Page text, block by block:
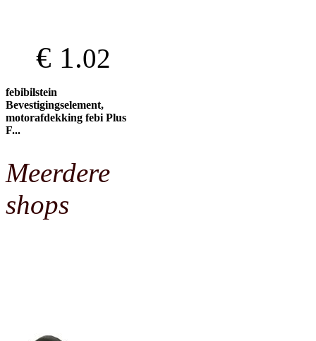
€ 1.02
febibilstein
Bevestigingselement,
motorafdekking febi Plus
F...
Meerdere
shops